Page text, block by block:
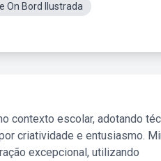
On Bord Ilustrada
contexto escolar, adotando
criatividade e entusiasmo.
excepcional, utilizando